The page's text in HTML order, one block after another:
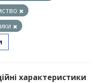
характеристики